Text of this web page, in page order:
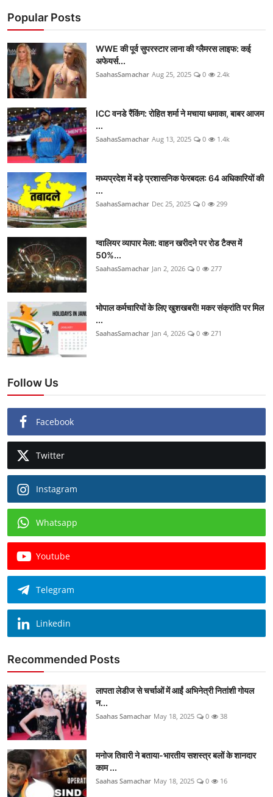
Popular Posts
WWE की पूर्व सुपरस्टार लाना की ग्लैमरस लाइफ: कई
अफेयर्स...
SaahasSamachar Aug 25, 2025 0 2.4k
ICC वनडे रैंकिंग: रोहित शर्मा ने मचाया धमाका, बाबर आजम
...
SaahasSamachar Aug 13, 2025 0 1.4k
मध्यप्रदेश में बड़े प्रशासनिक फेरबदल: 64 अधिकारियों की
...
SaahasSamachar Dec 25, 2025 0 299
ग्वालियर व्यापार मेला: वाहन खरीदने पर रोड टैक्स में
50%...
SaahasSamachar Jan 2, 2026 0 277
भोपाल कर्मचारियों के लिए खुशखबरी! मकर संक्रांति पर मिल
...
SaahasSamachar Jan 4, 2026 0 271
Follow Us
Facebook
Twitter
Instagram
Whatsapp
Youtube
Telegram
Linkedin
Recommended Posts
लापता लेडीज से चर्चाओं में आईं अभिनेत्री नितांशी गोयल
न...
Saahas Samachar May 18, 2025 0 38
मनोज तिवारी ने बताया-भारतीय सशस्त्र बलों के शानदार
काम ...
Saahas Samachar May 18, 2025 0 16